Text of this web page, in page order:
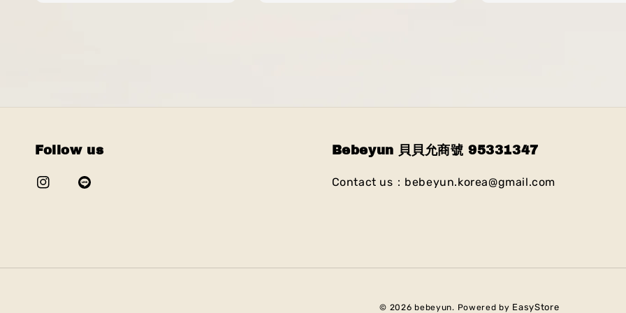
Follow us Bebeyun 貝貝允商號 95331347
Contact us：bebeyun.korea@gmail.com
© 2026 bebeyun. Powered by EasyStore